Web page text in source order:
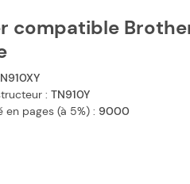
compatible
: TN910Y
en pages (à 5%) : 9000